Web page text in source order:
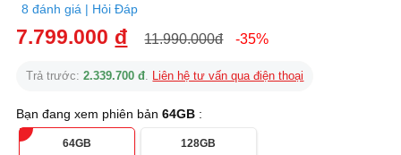
8 đánh giá | Hỏi Đáp
7.799.000 đ 11.990.000đ -35%
Trả trước:2.339.700 đ. Liên hệ tư vấn qua điện thoại
Bạn đang xem phiên bản64GB :
64GB
128GB